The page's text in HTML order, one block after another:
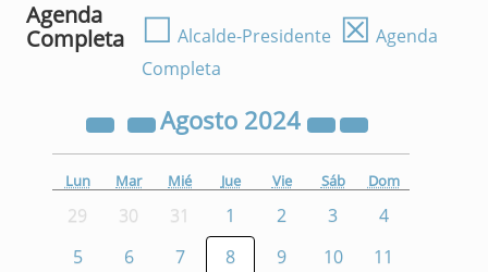
Agenda
Completa
☐ Alcalde-Presidente ☒ Agenda
Completa
Agosto 2024
Lun Mar Mié Jue Vie Sáb Dom
29 30 31 1 2 3
4
5
6 7 8 9 10
11